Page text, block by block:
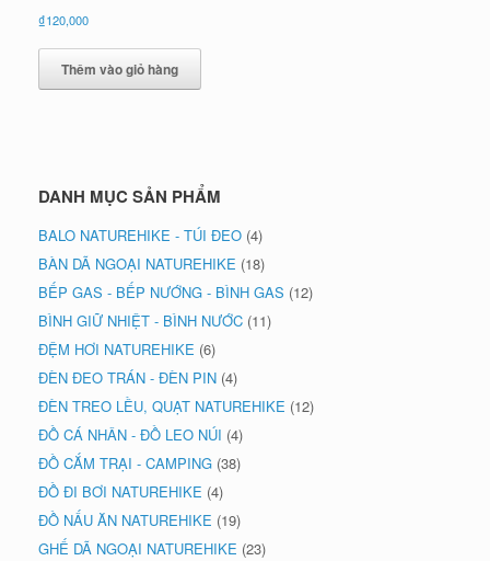
₫120,000
Thêm vào giỏ hàng
DANH MỤC SẢN PHẨM
BALO NATUREHIKE - TÚI ĐEO (4)
BÀN DÃ NGOẠI NATUREHIKE (18)
BẾP GAS - BẾP NƯỚNG - BÌNH GAS (12)
BÌNH GIỮ NHIỆT - BÌNH NƯỚC (11)
ĐỆM HƠI NATUREHIKE (6)
ĐÈN ĐEO TRÁN - ĐÈN PIN (4)
ĐÈN TREO LỀU, QUẠT NATUREHIKE (12)
ĐỒ CÁ NHÂN - ĐỒ LEO NÚI (4)
ĐỒ CẮM TRẠI - CAMPING (38)
ĐỒ ĐI BƠI NATUREHIKE (4)
ĐỒ NẤU ĂN NATUREHIKE (19)
GHẾ DÃ NGOẠI NATUREHIKE (23)